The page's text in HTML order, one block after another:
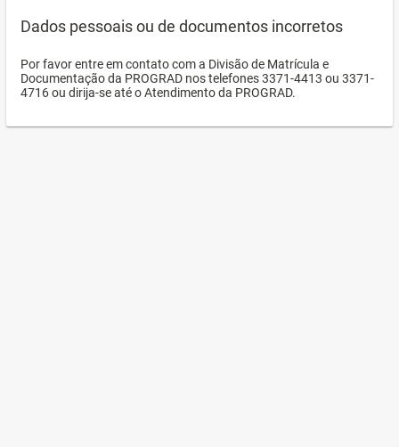
Dados pessoais ou de documentos incorretos
Por favor entre em contato com a Divisão de Matrícula e
Documentação da PROGRAD nos telefones 3371-4413 ou 3371-
4716 ou dirija-se até o Atendimento da PROGRAD.